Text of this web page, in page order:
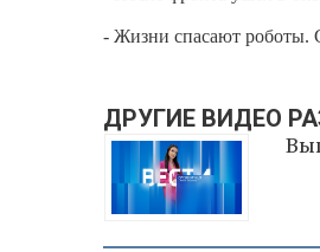
- Жизни спасают роботы.
ДРУГИЕ ВИДЕО